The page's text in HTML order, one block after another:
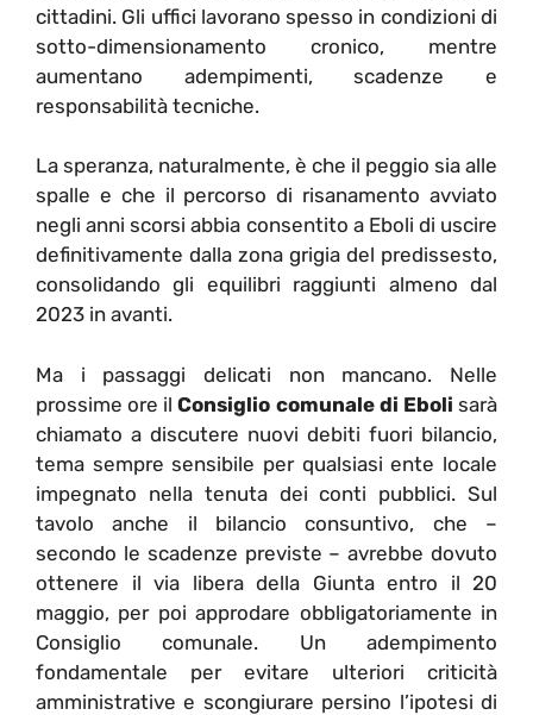
cittadini. Gli uffici lavorano spesso in condizioni di
sotto-dimensionamento cronico, mentre
aumentano adempimenti, scadenze e
responsabilità tecniche.
La speranza, naturalmente, è che il peggio sia alle
spalle e che il percorso di risanamento avviato
negli anni scorsi abbia consentito a Eboli di uscire
definitivamente dalla zona grigia del predissesto,
consolidando gli equilibri raggiunti almeno dal
2023 in avanti.
Ma i passaggi delicati non mancano. Nelle
prossime ore ilConsiglio comunale di Eboli sarà
chiamato a discutere nuovi debiti fuori bilancio,
tema sempre sensibile per qualsiasi ente locale
impegnato nella tenuta dei conti pubblici. Sul
tavolo anche il bilancio consuntivo, che –
secondo le scadenze previste – avrebbe dovuto
ottenere il via libera della Giunta entro il 20
maggio, per poi approdare obbligatoriamente in
Consiglio comunale. Un adempimento
fondamentale per evitare ulteriori criticità
amministrative e scongiurare persino l’ipotesi di